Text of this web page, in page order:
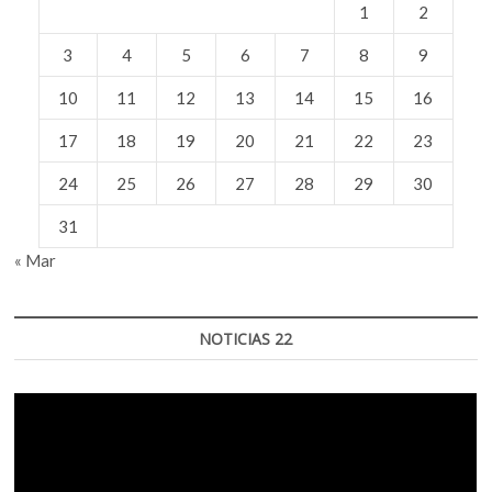
1 2
3 4 5 6 7 8 9
10 11 12 13 14 15 16
17 18 19 20 21 22 23
24 25 26 27 28 29 30
31
« Mar
NOTICIAS 22